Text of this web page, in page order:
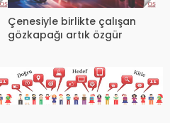
Çenesiyle birlikte çalışan
gözkapağı artık özgür